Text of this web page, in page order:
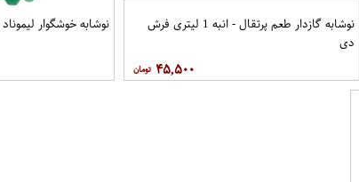
نوشابه گازدار طعم پرتقال - انبه 1 لیتری فرش
دی
۴۵,۵۰۰
نوشابه خوشگوار لیموناد 1.5 لیتری